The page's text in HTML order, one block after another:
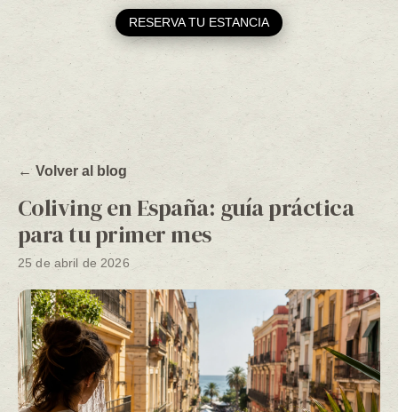
RESERVA TU ESTANCIA
← Volver al blog
Coliving en España: guía práctica
para tu primer mes
25 de abril de 2026